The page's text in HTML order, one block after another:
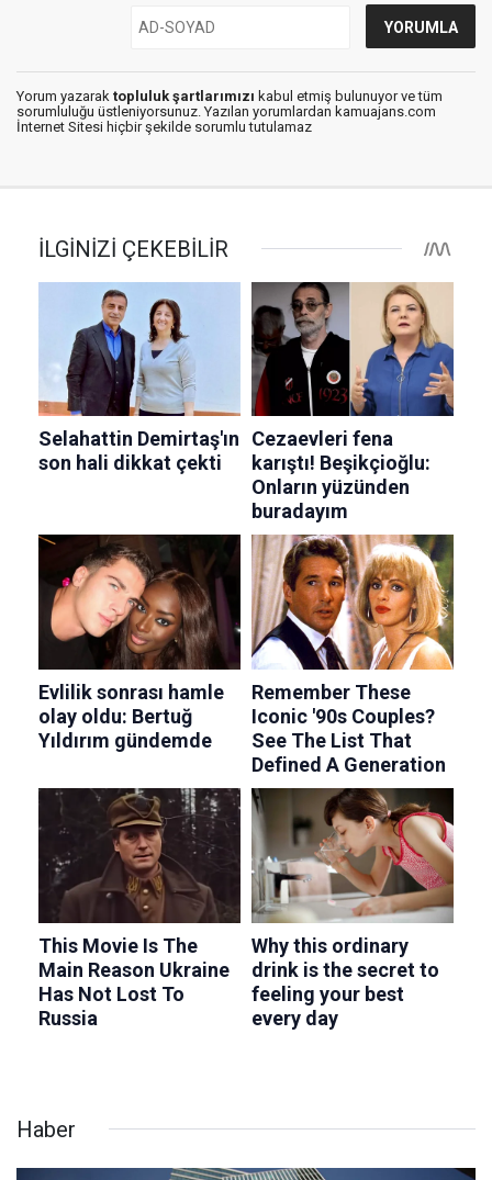
Yorum yazarak topluluk şartlarımızı kabul etmiş bulunuyor ve tüm
sorumluluğu üstleniyorsunuz. Yazılan yorumlardan kamuajans.com
İnternet Sitesi hiçbir şekilde sorumlu tutulamaz
Haber